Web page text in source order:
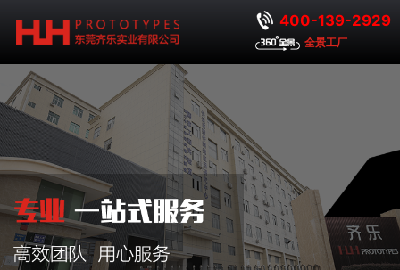
400-139-2929
全景工厂